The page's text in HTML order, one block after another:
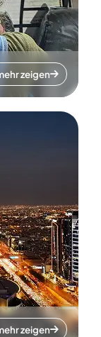
zeigen
zeigen